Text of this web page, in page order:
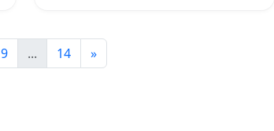
9 ... 14 »